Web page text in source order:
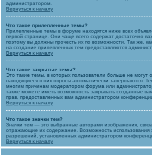
администратором.
Вернуться к началу
Что такое прилепленные темы?
Прилепленные темы в форуме находятся ниже всех
первой странице. Они чаще всего содержат достаточно
поэтому вы должны прочесть их по возможности. Так же,
на создание прилепленных тем предоставляются
Вернуться к началу
Что такое закрытые темы?
Это такие темы, в которых пользователи больше не могут
находящиеся в них опросы автоматически завершаются.
многим причинам модератором форума или
также можете иметь возможность закрывать созданные
прав, предоставленных вам администратором
Вернуться к началу
Что такое значки тем?
Значки тем — это выбранные авторами изображения,
отражающие их содержание. Возможность использования
разрешений, установленных администратором
Вернуться к началу